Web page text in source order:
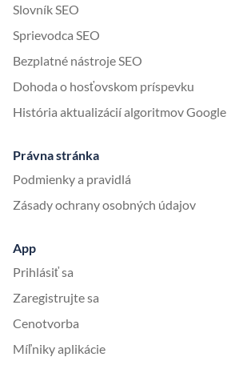
Slovník SEO
Sprievodca SEO
Bezplatné nástroje SEO
Dohoda o hosťovskom príspevku
História aktualizácií algoritmov Google
Právna stránka
Podmienky a pravidlá
Zásady ochrany osobných údajov
App
Prihlásiť sa
Zaregistrujte sa
Cenotvorba
Míľniky aplikácie